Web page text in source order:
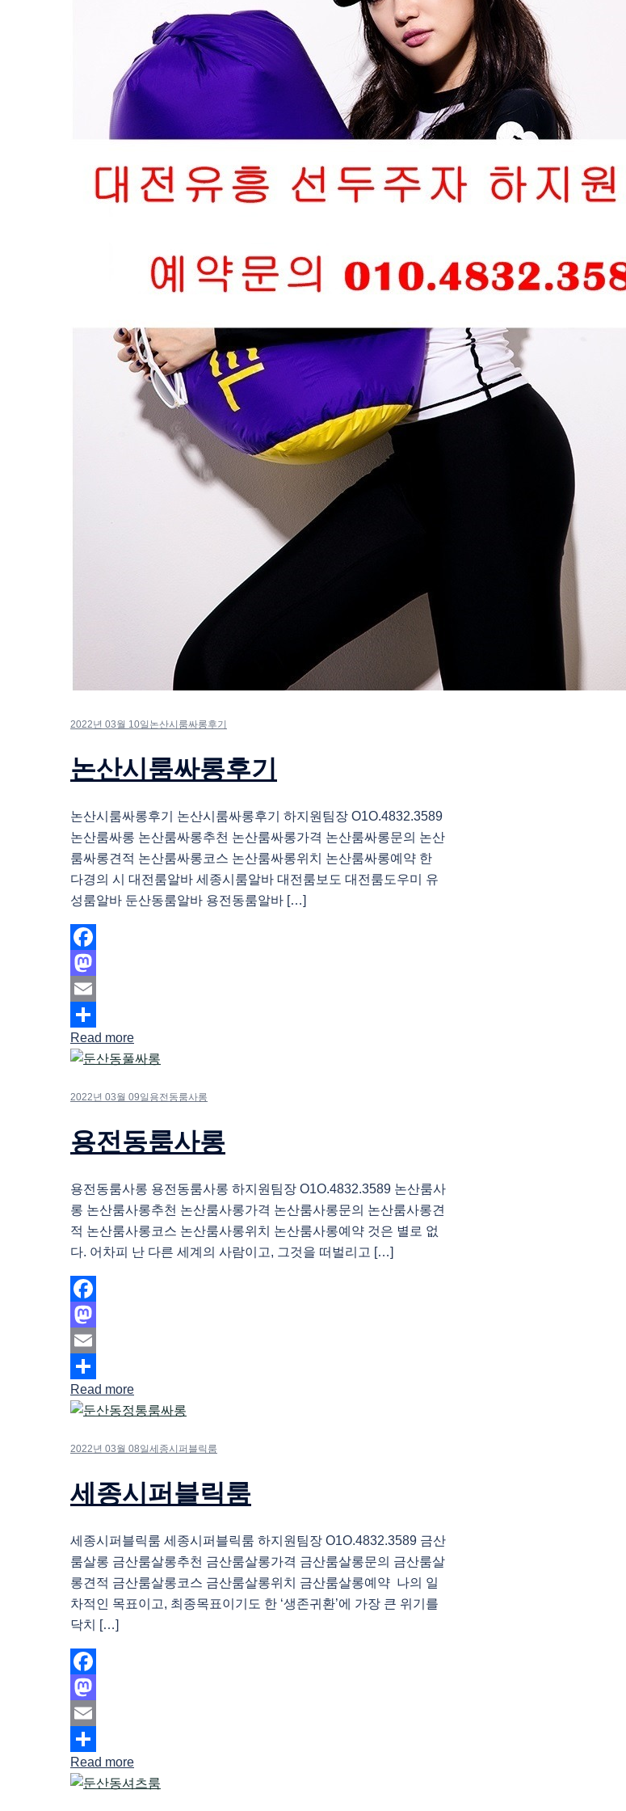
2022년 03월 10일 논산시룸싸롱후기
논산시룸싸롱후기
논산시룸싸롱후기 논산시룸싸롱후기 하지원팀장 O1O.4832.3589
논산룸싸롱 논산룸싸롱추천 논산룸싸롱가격 논산룸싸롱문의 논산
룸싸롱견적 논산룸싸롱코스 논산룸싸롱위치 논산룸싸롱예약 한
다경의 시 대전룸알바 세종시룸알바 대전룸보도 대전룸도우미 유
성룸알바 둔산동룸알바 용전동룸알바 […]
Facebook
Mastodon
Email
Share
Read more
2022년 03월 09일 용전동룸사롱
용전동룸사롱
용전동룸사롱 용전동룸사롱 하지원팀장 O1O.4832.3589 논산룸사
롱 논산룸사롱추천 논산룸사롱가격 논산룸사롱문의 논산룸사롱견
적 논산룸사롱코스 논산룸사롱위치 논산룸사롱예약 것은 별로 없
다. 어차피 난 다른 세계의 사람이고, 그것을 떠벌리고 […]
Facebook
Mastodon
Email
Share
Read more
2022년 03월 08일세종시퍼블릭룸
세종시퍼블릭룸
세종시퍼블릭룸 세종시퍼블릭룸 하지원팀장 O1O.4832.3589 금산
룸살롱 금산룸살롱추천 금산룸살롱가격 금산룸살롱문의 금산룸살
롱견적 금산룸살롱코스 금산룸살롱위치 금산룸살롱예약 나의 일
차적인 목표이고, 최종목표이기도 한 ‘생존귀환’에 가장 큰 위기를
닥치 […]
Facebook
Mastodon
Email
Share
Read more